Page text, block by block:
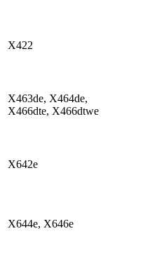
X422
X463de, X464de,
X466dte, X466dtwe
X642e
X644e, X646e